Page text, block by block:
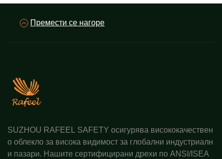
Премести се нагоре
SUZHOU RAFEEL SAFETY осигурява висококачествен
о облекло за висока видимост за глобални индустриалн
и пазари. Нашите сертифицирани дрехи по ANSI/ISEA